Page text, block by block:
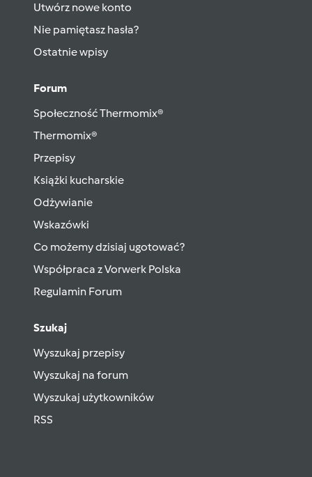
Utwórz nowe konto
Nie pamiętasz hasła?
Ostatnie wpisy
Forum
Społeczność Thermomix®
Thermomix®
Przepisy
Książki kucharskie
Odżywianie
Wskazówki
Co możemy dzisiaj ugotować?
Współpraca z Vorwerk Polska
Regulamin Forum
Szukaj
Wyszukaj przepisy
Wyszukaj na forum
Wyszukaj użytkowników
RSS